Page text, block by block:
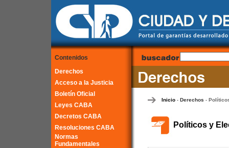
Contenidos
Derechos
Acceso a la Justicia
Boletín Oficial
Leyes CABA
Decretos CABA
Resoluciones CABA
Normas
Fundamentales
Inicio- Derechos -
Políticos y